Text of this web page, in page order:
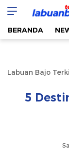
Labuan
Aktual &
BERANDA
Labuan Bajo
5